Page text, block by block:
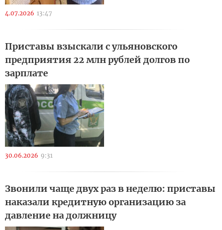
4.07.2026 13:47
Приставы взыскали с ульяновского
предприятия 22 млн рублей долгов по
зарплате
30.06.2026 9:31
Звонили чаще двух раз в неделю: приставы
наказали кредитную организацию за
давление на должницу